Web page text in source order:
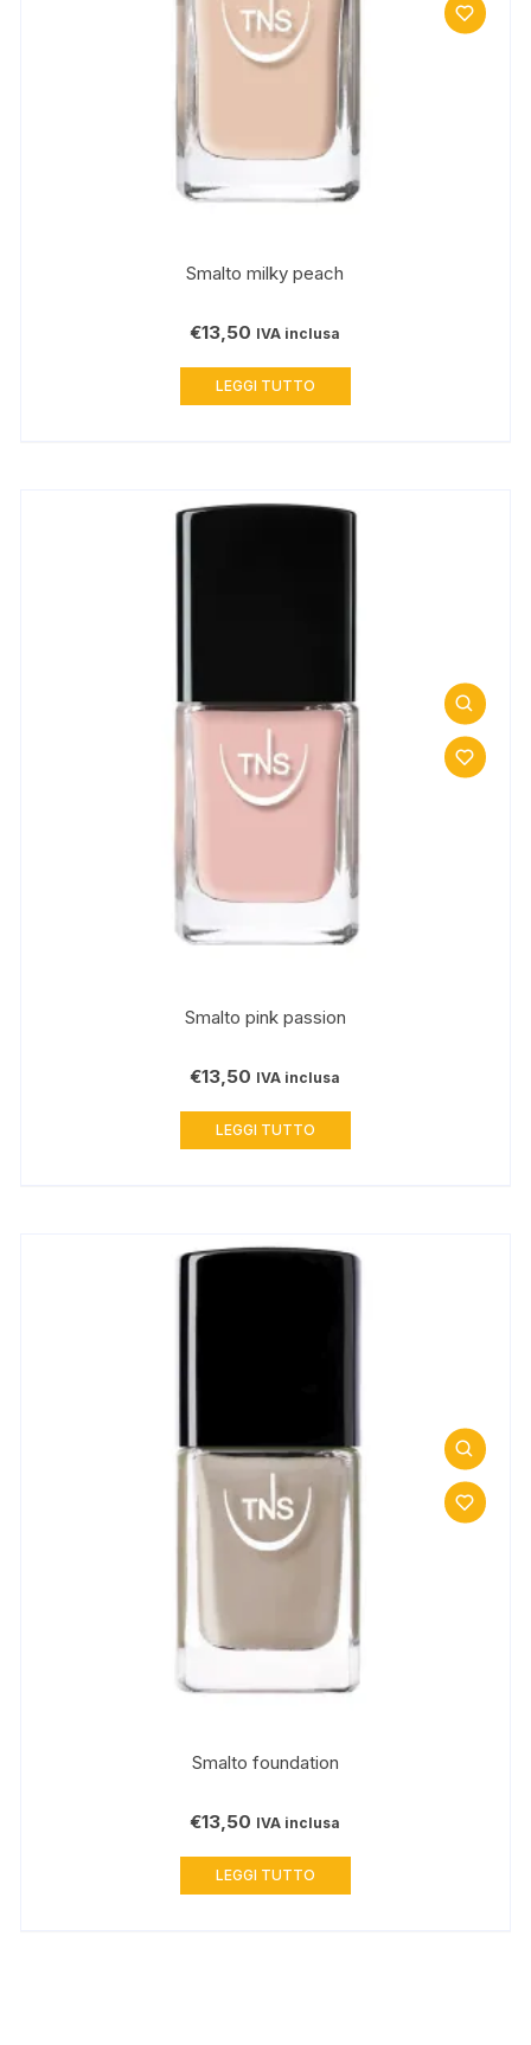
Smalto milky peach
€13,50 IVA inclusa
LEGGI TUTTO
Smalto pink passion
€13,50 IVA inclusa
LEGGI TUTTO
Smalto foundation
€13,50 IVA inclusa
LEGGI TUTTO